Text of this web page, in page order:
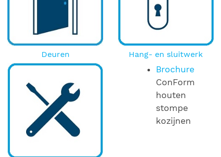
Deuren Hang- en sluitwerk
Brochure
ConForm
houten
stompe
kozijnen